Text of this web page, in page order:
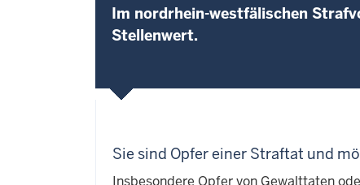
Im nordrhein-westfälischen
Stellenwert.
Sie sind Opfer einer Straftat und
Insbesondere Opfer von Gewalttaten